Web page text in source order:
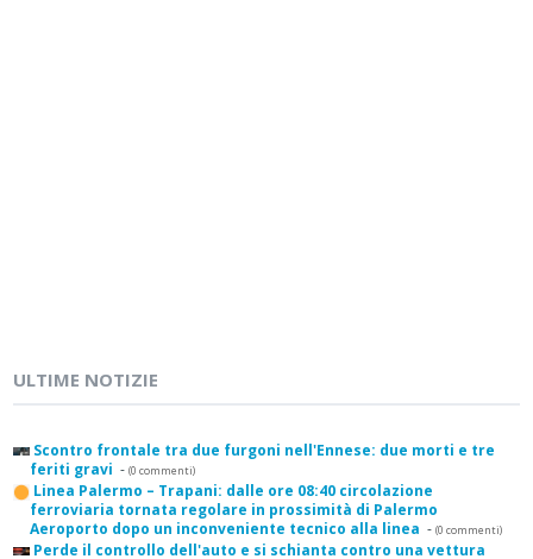
ULTIME NOTIZIE
Scontro frontale tra due furgoni nell'Ennese: due morti e tre
feriti gravi - (0 commenti)
Linea Palermo – Trapani: dalle ore 08:40 circolazione
ferroviaria tornata regolare in prossimità di Palermo
Aeroporto dopo un inconveniente tecnico alla linea - (0 commenti)
Perde il controllo dell'auto e si schianta contro una vettura